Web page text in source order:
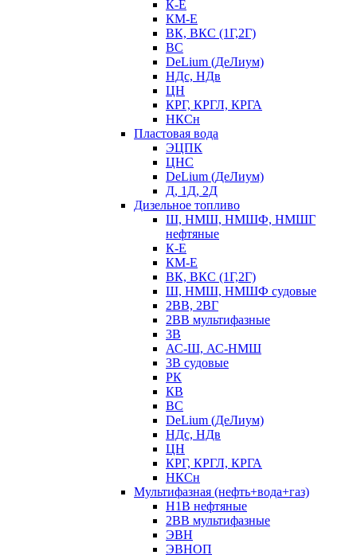
К-Е
КМ-Е
ВК, ВКС (1Г,2Г)
ВС
DeLium (ДеЛиум)
НДс, НДв
ЦН
КРГ, КРГЛ, КРГА
НКСн
Пластовая вода
ЭЦПК
ЦНС
DeLium (ДеЛиум)
Д, 1Д, 2Д
Дизельное топливо
Ш, НМШ, НМШФ, НМШГ
нефтяные
К-Е
КМ-Е
ВК, ВКС (1Г,2Г)
Ш, НМШ, НМШФ судовые
2ВВ, 2ВГ
2ВВ мультифазные
3В
АС-Ш, АС-НМШ
3В судовые
РК
КВ
ВС
DeLium (ДеЛиум)
НДс, НДв
ЦН
КРГ, КРГЛ, КРГА
НКСн
Мультифазная (нефть+вода+газ)
Н1В нефтяные
2ВВ мультифазные
ЭВН
ЭВНОП